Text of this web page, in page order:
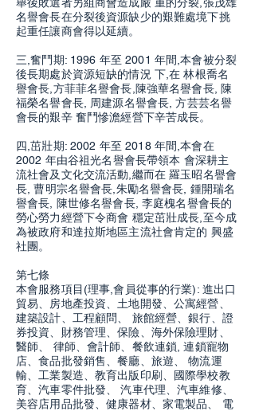
名譽會長在分裂後資源缺少的艱難處境下挑
起重任讓商會得以延續。
三,奮鬥期: 1996 年至 2001 年間,本會被分裂
後長期處於資源短缺的情況 下,在 林根喬名
譽會長,方菲菲名譽會長,陳強華名譽會長, 陳
福榮名譽會長, 周建源名譽會長, 方芸芸名譽
會長的艱辛 奮鬥慘澹經營下辛苦成長。
四,茁壯期: 2002 年至 2018 年間,本會在
2002 年由谷祖光名譽會長帶領本 會深耕主
流社會及文化交流活動,繼而在 羅玉昭名譽會
長, 曹明宗名譽會長,朱勵名譽會長, 鍾開瑞名
譽會長, 陳世修名譽會長, 李庭槐名譽會長的
勞心勞力經營下令商會 穩定茁壯成長,至今成
為被政府和達拉斯地區主流社會肯定的 興盛
社團。
第七條
本會服務項目(理事,會員從事的行業): 進出口
貿易、房地產投資、土地開發、公寓經營、
建築設計、工程顧問、 旅館經營、銀行、證
券投資、財務管理、保險、海外保險理財、
醫師、 律師、會計師、餐飲連鎖, 連鎖寵物
店、食品批發銷售、餐廳、旅遊、 物流運
輸、工業製造、教育出版印刷、國際學校教
育、汽車零件批發、 汽車代理、汽車維修、
美容店用品批發、健康器材、家電製品、 電